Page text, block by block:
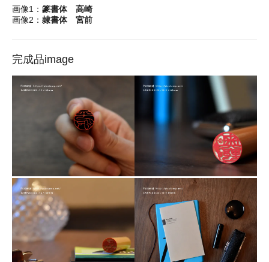
画像1： 篆書体 高崎
画像2： 隷書体 宮前
完成品image